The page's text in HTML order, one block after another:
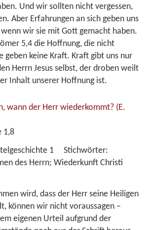
Und wir sollten nicht vergessen,
Aber Erfahrungen an sich geben uns
wir sie mit Gott gemacht haben.
5,4 die Hoffnung, die nicht
geben keine Kraft. Kraft gibt uns nur
Herrn Jesus selbst, der droben weilt
Inhalt unserer Hoffnung ist.
wann der Herr wiederkommt? (E.
1,8
1 Stichwörter:
des Herrn; Wiederkunft Christi
wird, dass der Herr seine Heiligen
können wir nicht voraussagen –
eigenen Urteil aufgrund der